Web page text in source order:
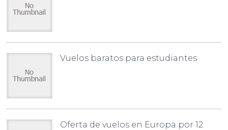
Vuelos baratos para estudiantes
Oferta de vuelos en Europa por 12